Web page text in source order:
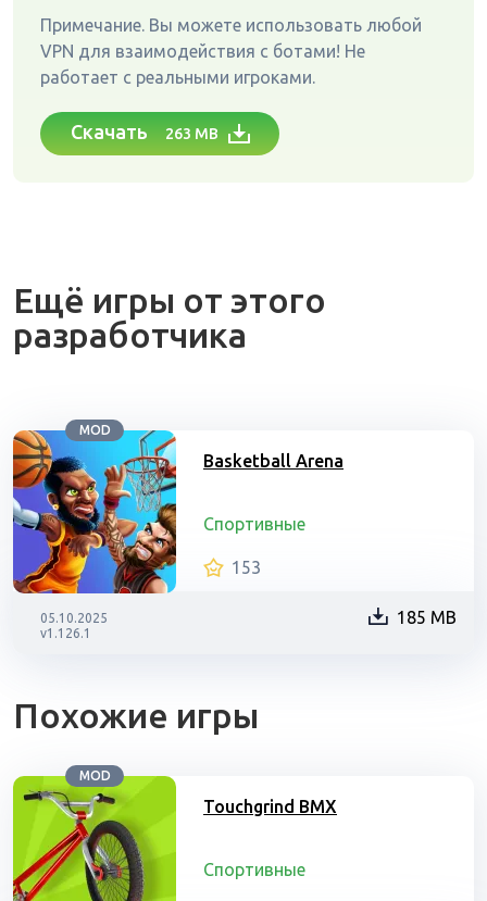
Примечание. Вы можете использовать любой
VPN для взаимодействия с ботами! Не
работает с реальными игроками.
Скачать 263 MB
Ещё игры от этого
разработчика
MOD
Basketball Arena
Спортивные
153
05.10.2025
v1.126.1
185 MB
Похожие игры
MOD
Touchgrind BMX
Спортивные